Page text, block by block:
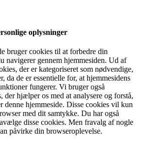
oplysninger
bruger cookies til at forbedre din
navigerer gennem hjemmesiden. Ud af
der er kategoriseret som nødvendige,
da de er essentielle for, at hjemmesidens
fungerer. Vi bruger også
der hjælper os med at analysere og forstå,
denne hjemmeside. Disse cookies vil kun
med dit samtykke. Du har også
disse cookies. Men fravalg af nogle
påvirke din browseroplevelse.